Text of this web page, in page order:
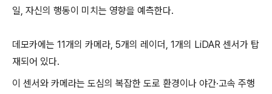
일, 자신의 행동이 미치는 영향을 예측한다.
데모카에는 11개의 카메라, 5개의 레이더, 1개의 LiDAR 센서가 탑
재되어 있다.
이 센서와 카메라는 도심의 복잡한 도로 환경이나 야간·고속 주행